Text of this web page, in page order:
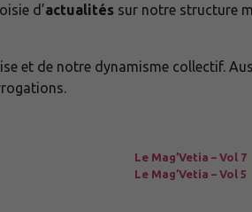
d’actualités sur notre structure
et de notre dynamisme collectif.
Le Mag’Vetia – Vol 7
Le Mag’Vetia – Vol 5